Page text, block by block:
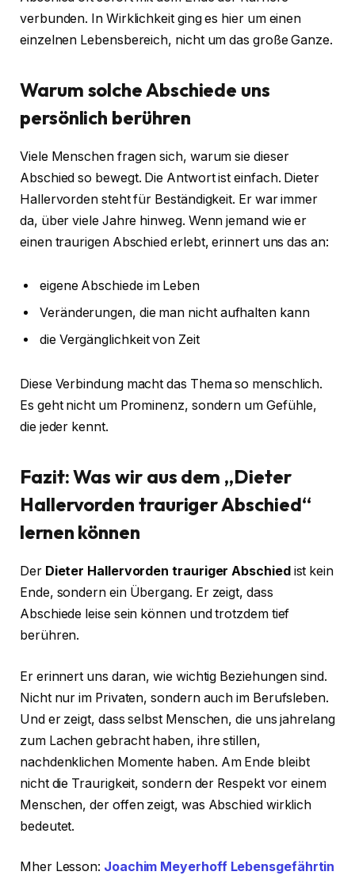
verbunden. In Wirklichkeit ging es hier um einen
einzelnen Lebensbereich, nicht um das große Ganze.
Warum solche Abschiede uns
persönlich berühren
Viele Menschen fragen sich, warum sie dieser
Abschied so bewegt. Die Antwort ist einfach. Dieter
Hallervorden steht für Beständigkeit. Er war immer
da, über viele Jahre hinweg. Wenn jemand wie er
einen traurigen Abschied erlebt, erinnert uns das an:
eigene Abschiede im Leben
Veränderungen, die man nicht aufhalten kann
die Vergänglichkeit von Zeit
Diese Verbindung macht das Thema so menschlich.
Es geht nicht um Prominenz, sondern um Gefühle,
die jeder kennt.
Fazit: Was wir aus dem „Dieter
Hallervorden trauriger Abschied“
lernen können
Der Dieter Hallervorden trauriger Abschied ist kein
Ende, sondern ein Übergang. Er zeigt, dass
Abschiede leise sein können und trotzdem tief
berühren.
Er erinnert uns daran, wie wichtig Beziehungen sind.
Nicht nur im Privaten, sondern auch im Berufsleben.
Und er zeigt, dass selbst Menschen, die uns jahrelang
zum Lachen gebracht haben, ihre stillen,
nachdenklichen Momente haben. Am Ende bleibt
nicht die Traurigkeit, sondern der Respekt vor einem
Menschen, der offen zeigt, was Abschied wirklich
bedeutet.
Mher Lesson: Joachim Meyerhoff Lebensgefährtin